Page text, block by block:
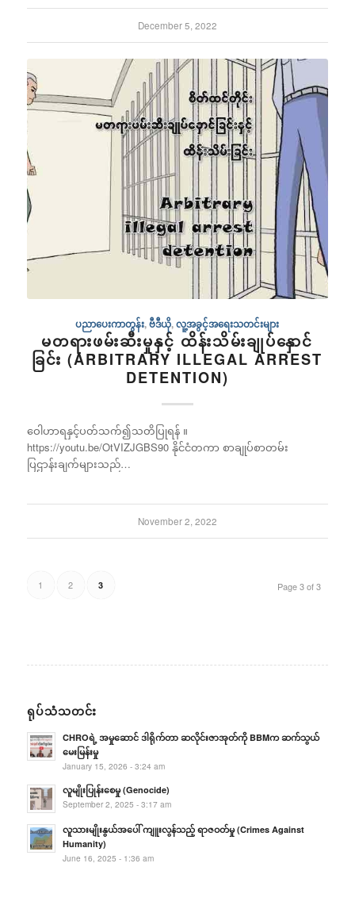
December 5, 2022
ပညာပေးကာတွန်း,ဗီဒီယို,လူ့အခွင့်အရေးသတင်းများ
မတရားဖမ်းဆီးမှုနှင့် ထိန်းသိမ်းချုပ်နှောင်
ခြင်း (ARBITRARY ILLEGAL ARREST
DETENTION)
ဝေါဟာရနှင့်ပတ်သက်၍သတိပြုရန် ။
https://youtu.be/OtVIZJGBS90 နိုင်ငံတကာ စာချုပ်စာတမ်း
ပြဌာန်းချက်များသည်…
November 2, 2022
Page 3 of 3
1 2 3
ရုပ်သံသတင်း
CHROရဲ့ အမှုဆောင် ဒါရိုက်တာ ဆလိုင်းဇာအုတ်ကို BBMက ဆက်သွယ်
မေးမြန်းမှု
January 15, 2026 - 3:24 am
လူမျိုးပြုန်းစေမှု (Genocide)
September 2, 2025 - 3:17 am
လူသားမျိုးနွယ်အပေါ် ကျူးလွန်သည့် ရာဇဝတ်မှု (Crimes Against
Humanity)
June 16, 2025 - 1:36 am